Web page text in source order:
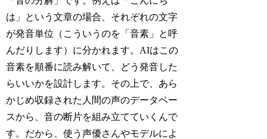
は」という文章の場合、それぞれの文字
が発音単位（こういうのを「音素」と呼
んだりします）に分かれます。AIはこの
音素を順番に読み解いて、どう発音した
らいいかを設計します。その上で、あら
かじめ収録された人間の声のデータベー
スから、音の断片を組み立てていくんで
す。だから、使う声優さんやモデルによ